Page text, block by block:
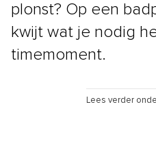
plonst? Op een
kwijt wat je nodig
timemoment.
Lees verder